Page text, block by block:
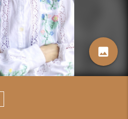
image